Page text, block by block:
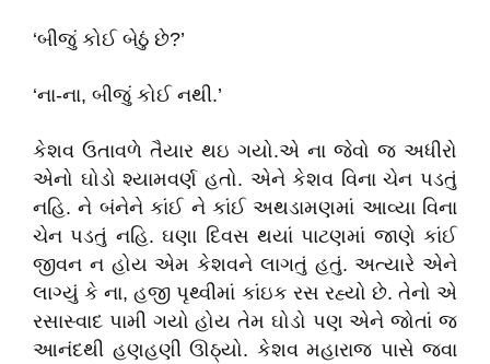
‘બીજું કોઈ બેઠું છે?’
‘ના-ના, બીજું કોઈ નથી.’
કેશવ ઉતાવળે તૈયાર થઇ ગયો.એ ના જેવો જ અધીરો
એનો ઘોડો શ્યામવર્ણ હતો. એને કેશવ વિના ચેન પડતું
નહિ. ને બંનેને કાંઈ ને કાંઈ અથડામણમાં આવ્યા વિના
ચેન પડતું નહિ. ઘણા દિવસ થયાં પાટણમાં જાણે કાંઈ
જીવન ન હોય એમ કેશવને લાગતું હતું. અત્યારે એને
લાગ્યું કે ના, હજી પૃથ્વીમાં કાંઇક રસ રહ્યો છે. તેનો એ
રસાસ્વાદ પામી ગયો હોય તેમ ઘોડો પણ એને જોતાં જ
આનંદથી હણહણી ઊઠ્યો. કેશવ મહારાજ પાસે જવા